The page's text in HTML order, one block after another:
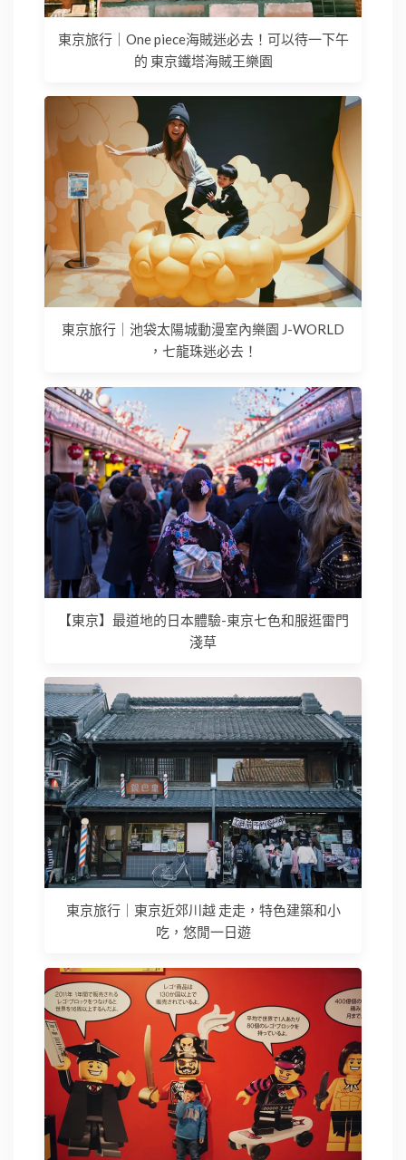
東京旅行｜One piece海賊迷必去！可以待一下午
的 東京鐵塔海賊王樂園
東京旅行｜池袋太陽城動漫室內樂園 J-WORLD
，七龍珠迷必去！
【東京】最道地的日本體驗-東京七色和服逛雷門
淺草
東京旅行｜東京近郊川越 走走，特色建築和小
吃，悠閒一日遊